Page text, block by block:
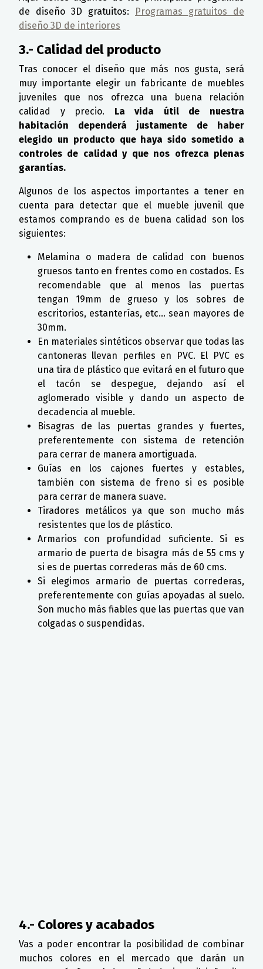
de diseño 3D gratuitos:
Programas gratuitos de
diseño 3D de interiores
3.- Calidad del producto
Tras conocer el diseño que más nos gusta, será
muy importante elegir un fabricante de muebles
juveniles que nos ofrezca una buena relación
calidad y precio. La vida útil de nuestra
habitación dependerá justamente de haber
elegido un producto que haya sido sometido a
controles de calidad y que nos ofrezca plenas
garantías.
Algunos de los aspectos importantes a tener en
cuenta para detectar que el mueble juvenil que
estamos comprando es de buena calidad son los
siguientes:
Melamina o madera de calidad con buenos
gruesos tanto en frentes como en costados. Es
recomendable que al menos las puertas
tengan 19mm de grueso y los sobres de
escritorios, estanterías, etc… sean mayores de
30mm.
En materiales sintéticos observar que todas las
cantoneras llevan perfiles en PVC. El PVC es
una tira de plástico que evitará en el futuro que
el tacón se despegue, dejando así el
aglomerado visible y dando un aspecto de
decadencia al mueble.
Bisagras de las puertas grandes y fuertes,
preferentemente con sistema de retención
para cerrar de manera amortiguada.
Guías en los cajones fuertes y estables,
también con sistema de freno si es posible
para cerrar de manera suave.
Tiradores metálicos ya que son mucho más
resistentes que los de plástico.
Armarios con profundidad suficiente. Si es
armario de puerta de bisagra más de 55 cms y
si es de puertas correderas más de 60 cms.
Si elegimos armario de puertas correderas,
preferentemente con guías apoyadas al suelo.
Son mucho más fiables que las puertas que van
colgadas o suspendidas.
4.- Colores y acabados
Vas a poder encontrar la posibilidad de combinar
muchos colores en el mercado que darán un